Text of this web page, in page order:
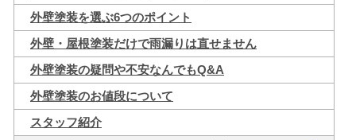
外壁塗装を選ぶ6つのポイント
外壁・屋根塗装だけで雨漏りは直せません
外壁塗装の疑問や不安なんでもQ&A
外壁塗装のお値段について
スタッフ紹介